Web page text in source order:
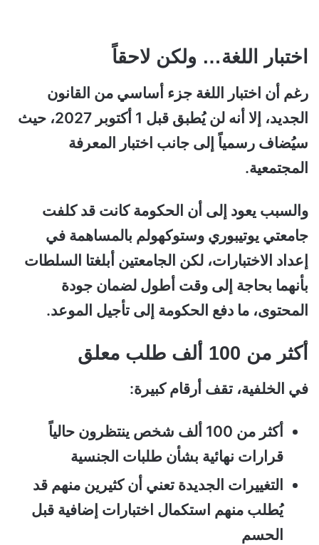
اختبار اللغة… ولكن لاحقاً
رغم أن اختبار اللغة جزء أساسي من القانون
الجديد، إلا أنه لن يُطبق قبل 1 أكتوبر 2027، حيث
سيُضاف رسمياً إلى جانب اختبار المعرفة
المجتمعية.
والسبب يعود إلى أن الحكومة كانت قد كلفت
جامعتي يوتيبوري وستوكهولم بالمساهمة في
إعداد الاختبارات، لكن الجامعتين أبلغتا السلطات
بأنهما بحاجة إلى وقت أطول لضمان جودة
المحتوى، ما دفع الحكومة إلى تأجيل الموعد.
أكثر من 100 ألف طلب معلق
في الخلفية، تقف أرقام كبيرة:
أكثر من 100 ألف شخص ينتظرون حالياً
قرارات نهائية بشأن طلبات الجنسية
التغييرات الجديدة تعني أن كثيرين منهم قد
يُطلب منهم استكمال اختبارات إضافية قبل
الحسم